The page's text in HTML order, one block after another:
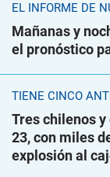
EL INFORME DE
Mañanas y
el pronóstico
TIENE CINCO
Tres chilenos
23, con miles
explosión al